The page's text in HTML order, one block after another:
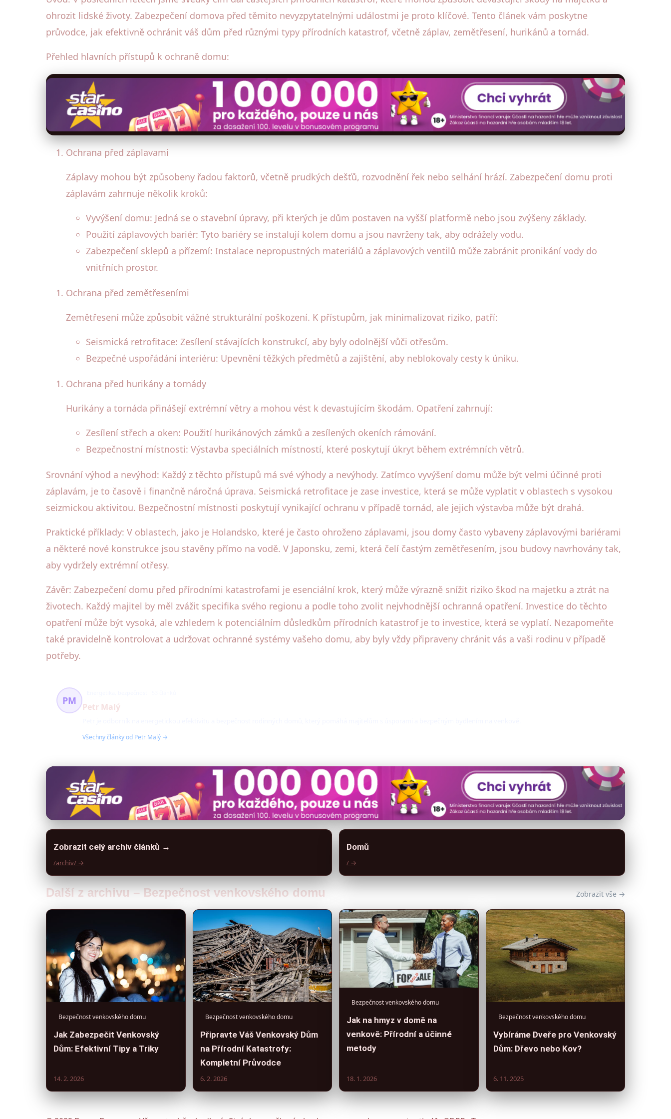
ohrozit lidské životy. Zabezpečení domova před těmito nevyzpytatelnými událostmi je proto klíčové. Tento článek vám poskytne
průvodce, jak efektivně ochránit váš dům před různými typy přírodních katastrof, včetně záplav, zemětřesení, hurikánů a tornád.
Přehled hlavních přístupů k ochraně domu:
Ochrana před záplavami
Záplavy mohou být způsobeny řadou faktorů, včetně prudkých dešťů, rozvodnění řek nebo selhání hrází. Zabezpečení domu proti
záplavám zahrnuje několik kroků:
Vyvýšení domu: Jedná se o stavební úpravy, při kterých je dům postaven na vyšší platformě nebo jsou zvýšeny základy.
Použití záplavových bariér: Tyto bariéry se instalují kolem domu a jsou navrženy tak, aby odrážely vodu.
Zabezpečení sklepů a přízemí: Instalace nepropustných materiálů a záplavových ventilů může zabránit pronikání vody do
vnitřních prostor.
Ochrana před zemětřeseními
Zemětřesení může způsobit vážné strukturální poškození. K přístupům, jak minimalizovat riziko, patří:
Seismická retrofitace: Zesílení stávajících konstrukcí, aby byly odolnější vůči otřesům.
Bezpečné uspořádání interiéru: Upevnění těžkých předmětů a zajištění, aby neblokovaly cesty k úniku.
Ochrana před hurikány a tornády
Hurikány a tornáda přinášejí extrémní větry a mohou vést k devastujícím škodám. Opatření zahrnují:
Zesílení střech a oken: Použití hurikánových zámků a zesílených okeních rámování.
Bezpečnostní místnosti: Výstavba speciálních místností, které poskytují úkryt během extrémních větrů.
Srovnání výhod a nevýhod: Každý z těchto přístupů má své výhody a nevýhody. Zatímco vyvýšení domu může být velmi účinné proti
záplavám, je to časově i finančně náročná úprava. Seismická retrofitace je zase investice, která se může vyplatit v oblastech s vysokou
seizmickou aktivitou. Bezpečnostní místnosti poskytují vynikající ochranu v případě tornád, ale jejich výstavba může být drahá.
Praktické příklady: V oblastech, jako je Holandsko, které je často ohroženo záplavami, jsou domy často vybaveny záplavovými bariérami
a některé nové konstrukce jsou stavěny přímo na vodě. V Japonsku, zemi, která čelí častým zemětřesením, jsou budovy navrhovány tak,
aby vydržely extrémní otřesy.
Závěr: Zabezpečení domu před přírodními katastrofami je esenciální krok, který může výrazně snížit riziko škod na majetku a ztrát na
životech. Každý majitel by měl zvážit specifika svého regionu a podle toho zvolit nejvhodnější ochranná opatření. Investice do těchto
opatření může být vysoká, ale vzhledem k potenciálním důsledkům přírodních katastrof je to investice, která se vyplatí. Nezapomeňte
také pravidelně kontrolovat a udržovat ochranné systémy vašeho domu, aby byly vždy připraveny chránit vás a vaši rodinu v případě
potřeby.
PM
Petr Malý
Všechny články od Petr Malý →
Zobrazit celý archiv článků →
/archiv/ →
Domů
/ →
Další z archivu – Bezpečnost venkovského domu Zobrazit vše →
Bezpečnost venkovského domu
Jak Zabezpečit Venkovský
Dům: Efektivní Tipy a Triky
14. 2. 2026
Bezpečnost venkovského domu
Připravte Váš Venkovský Dům
na Přírodní Katastrofy:
Kompletní Průvodce
6. 2. 2026
Bezpečnost venkovského domu
Jak na hmyz v domě na
venkově: Přírodní a účinné
metody
18. 1. 2026
Bezpečnost venkovského domu
Vybíráme Dveře pro Venkovský
Dům: Dřevo nebo Kov?
6. 11. 2025